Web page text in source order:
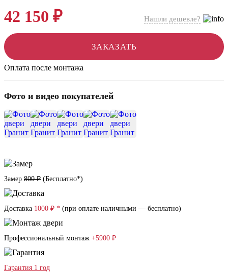
42 150 ₽ Нашли дешевле?
ЗАКАЗАТЬ
Оплата после монтажа
Фото и видео покупателей
Замер 800 ₽ (Бесплатно*)
Доставка 1000 ₽ * (при оплате наличными — бесплатно)
Профессиональный монтаж +5900 ₽
Гарантия 1 год